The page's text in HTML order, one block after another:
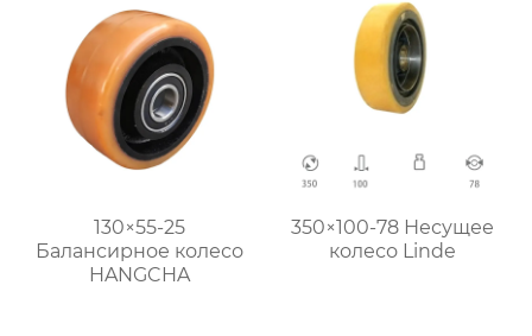
130×55-25
Балансирное колесо
HANGCHA
350×100-78 Несущее
колесо Linde